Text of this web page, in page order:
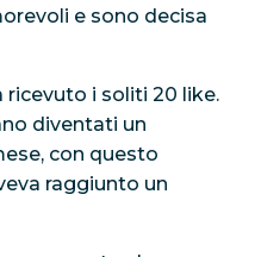
e sono decisa
ricevuto i soliti 20 like.
diventati un
con questo
raggiunto un